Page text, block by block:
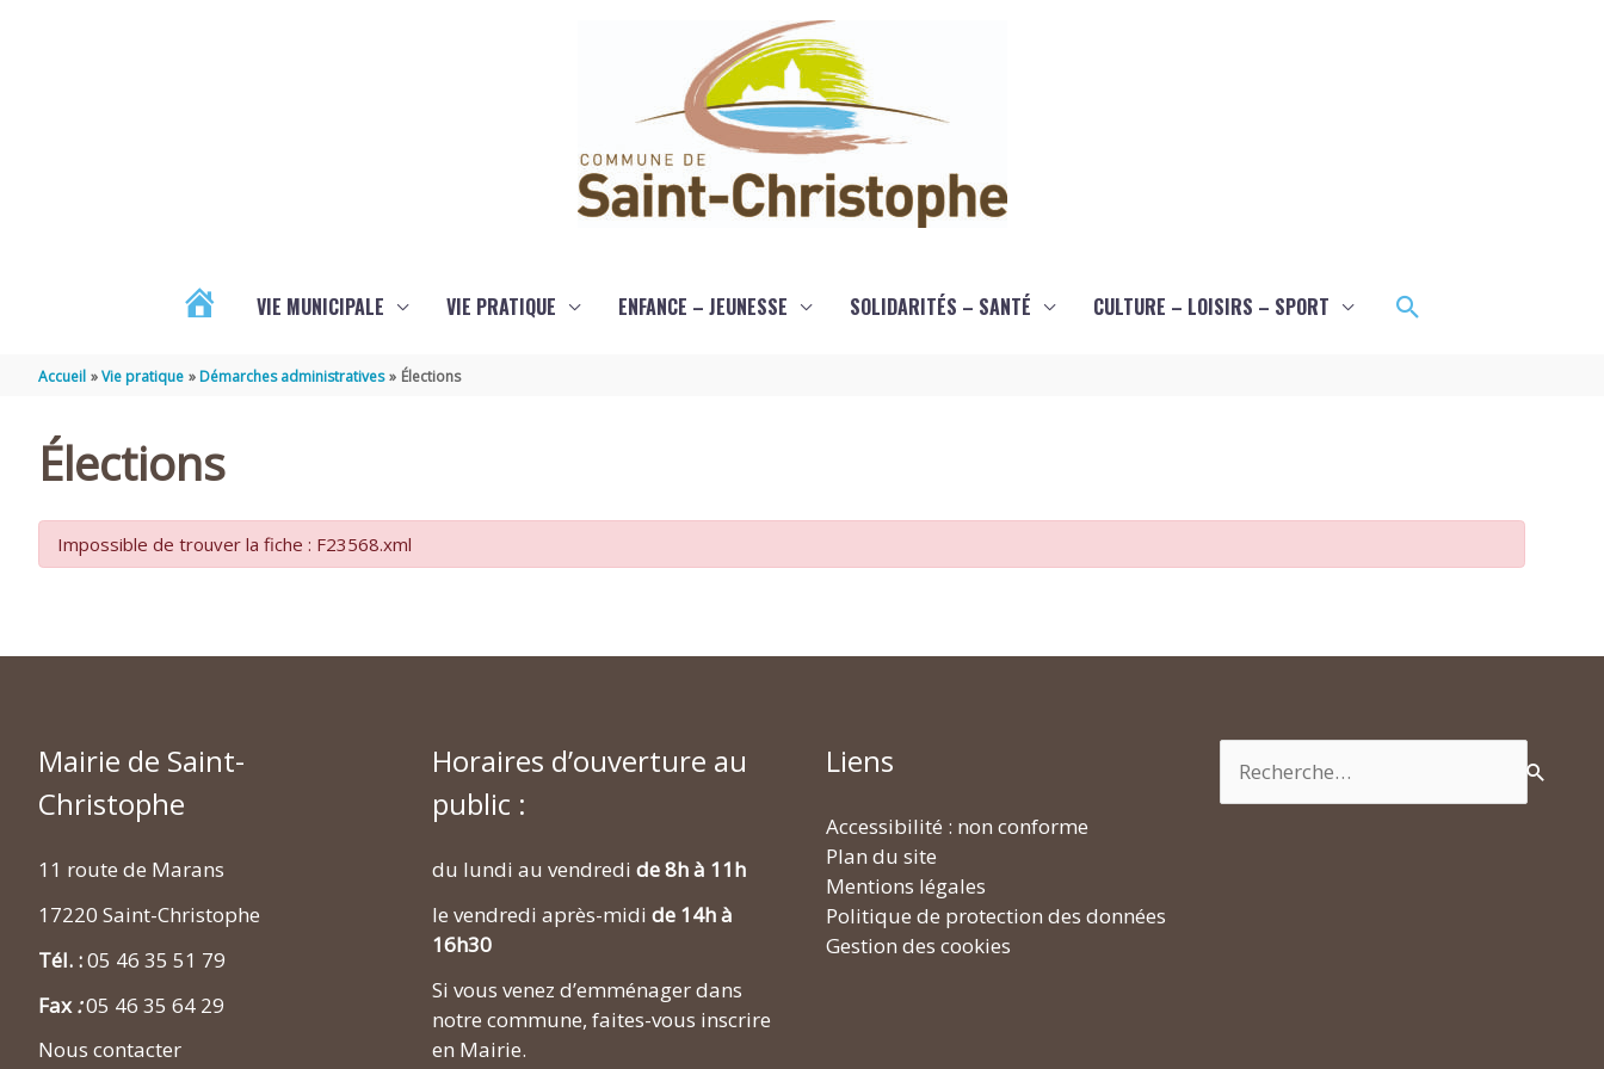
VIE MUNICIPALE VIE PRATIQUE ENFANCE – JEUNESSE SOLIDARITÉS – SANTÉ CULTURE – LOISIRS – SPORT Rechercher
Accueil Vie pratique Démarches administratives Élections
Élections
Impossible de trouver la fiche : F23568.xml
Mairie de Saint-
Christophe
11 route de Marans
17220 Saint-Christophe
Tél. :05 46 35 51 79
Fax :05 46 35 64 29
Nous contacter
Horaires d’ouverture au
public :
du lundi au vendredi de 8h à 11h
le vendredi après-midi de 14h à
16h30
Si vous venez d’emménager dans
notre commune, faites-vous inscrire
en Mairie.
Liens
Accessibilité : non conforme
Plan du site
Mentions légales
Politique de protection des données
Gestion des cookies